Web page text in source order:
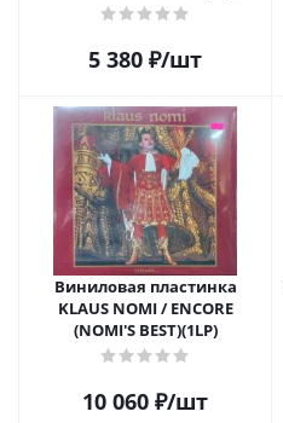
5 380 ₽/шт
Виниловая пластинка
KLAUS NOMI / ENCORE
(NOMI'S BEST)(1LP)
10 060 ₽/шт